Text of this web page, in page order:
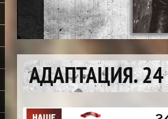
АДАПТАЦИЯ. 24